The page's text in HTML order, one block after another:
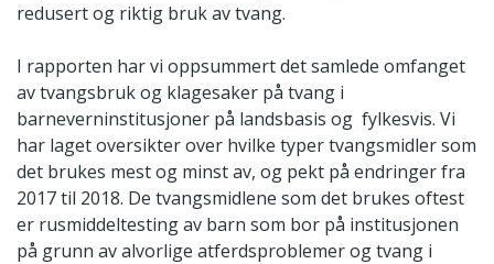
redusert og riktig bruk av tvang.
I rapporten har vi oppsummert det samlede omfanget
av tvangsbruk og klagesaker på tvang i
barneverninstitusjoner på landsbasis og fylkesvis. Vi
har laget oversikter over hvilke typer tvangsmidler som
det brukes mest og minst av, og pekt på endringer fra
2017 til 2018. De tvangsmidlene som det brukes oftest
er rusmiddeltesting av barn som bor på institusjonen
på grunn av alvorlige atferdsproblemer og tvang i